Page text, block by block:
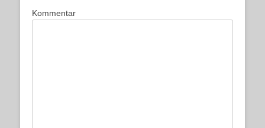
Kommentar